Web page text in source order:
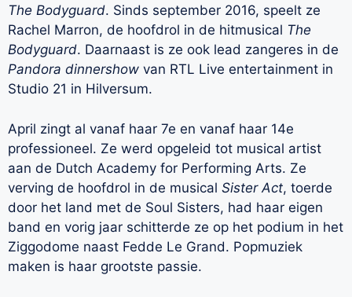
The Bodyguard. Sinds september 2016, speelt ze
Rachel Marron, de hoofdrol in de hitmusical The
Bodyguard. Daarnaast is ze ook lead zangeres in de
Pandora dinnershow van RTL Live entertainment in
Studio 21 in Hilversum.
April zingt al vanaf haar 7e en vanaf haar 14e
professioneel. Ze werd opgeleid tot musical artist
aan de Dutch Academy for Performing Arts. Ze
verving de hoofdrol in de musical Sister Act, toerde
door het land met de Soul Sisters, had haar eigen
band en vorig jaar schitterde ze op het podium in het
Ziggodome naast Fedde Le Grand. Popmuziek
maken is haar grootste passie.